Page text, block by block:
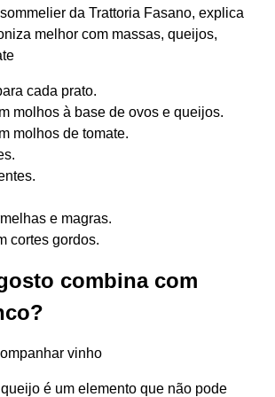
da Trattoria Fasano, explica
melhor com massas, queijos,
cada prato.
molhos à base de ovos e queijos.
molhos de tomate.
e magras.
cortes gordos.
combina com
vinho
é um elemento que não pode